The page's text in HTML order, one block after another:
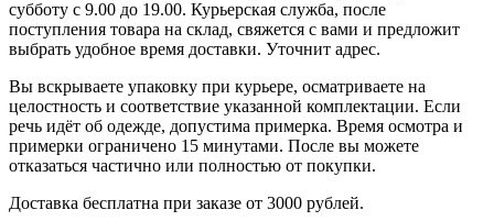
субботу с 9.00 до 19.00. Курьерская служба, после
поступления товара на склад, свяжется с вами и предложит
выбрать удобное время доставки. Уточнит адрес.
Вы вскрываете упаковку при курьере, осматриваете на
целостность и соответствие указанной комплектации. Если
речь идёт об одежде, допустима примерка. Время осмотра и
примерки ограничено 15 минутами. После вы можете
отказаться частично или полностью от покупки.
Доставка бесплатна при заказе от 3000 рублей.